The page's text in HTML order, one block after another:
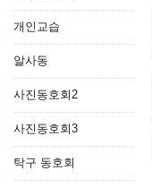
개인교습
알사동
사진동호회2
사진동호회3
탁구 동호회